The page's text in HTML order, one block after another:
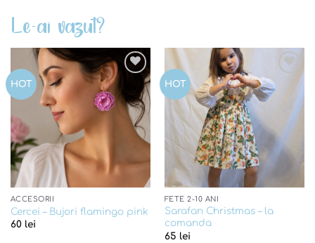
Le-ai vazut?
HOT
Add to
wishlist
ACCESORII
Cercei – Bujori flamingo pink
60 lei
HOT
Add to
wishlist
FETE 2-10 ANI
Sarafan Christmas – la
comanda
65 lei